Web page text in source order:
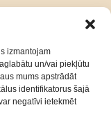
izmantojam
un/vai piekļūtu
mums apstrādāt
identifikatorus šajā
negatīvi ietekmēt